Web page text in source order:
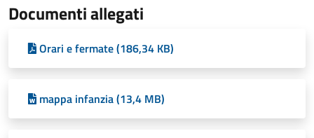
Documenti allegati
Orari e fermate (186,34 KB)
mappa infanzia (13,4 MB)